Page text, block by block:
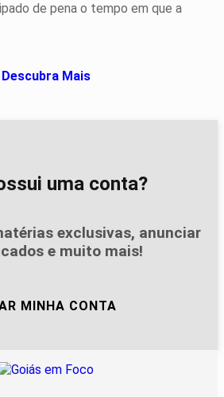
de pena o tempo em que a
Descubra Mais
uma conta?
exclusivas, anunciar
e muito mais!
MINHA CONTA